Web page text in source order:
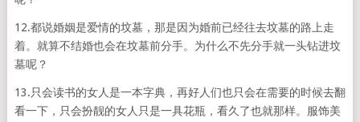
12.都说婚姻是爱情的坟墓，那是因为婚前已经往去坟墓的路上走
着。就算不结婚也会在坟墓前分手。为什么不先分手就一头钻进坟
墓呢？
13.只会读书的女人是一本字典，再好人们也只会在需要的时候去翻
看一下，只会扮靓的女人只是一具花瓶，看久了也就那样。服饰美